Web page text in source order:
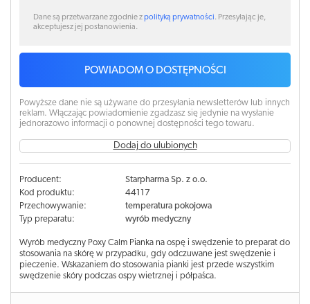
Dane są przetwarzane zgodnie zpolityką prywatności. Przesyłając je,
akceptujesz jej postanowienia.
POWIADOM O DOSTĘPNOŚCI
Powyższe dane nie są używane do przesyłania newsletterów lub innych
reklam. Włączając powiadomienie zgadzasz się jedynie na wysłanie
jednorazowo informacji o ponownej dostępności tego towaru.
Dodaj do ulubionych
Producent:
Starpharma Sp. z o.o.
Kod produktu:
44117
Przechowywanie:
temperatura pokojowa
Typ preparatu:
wyrób medyczny
Wyrób medyczny Poxy Calm Pianka na ospę i swędzenie to preparat do
stosowania na skórę w przypadku, gdy odczuwane jest swędzenie i
pieczenie. Wskazaniem do stosowania pianki jest przede wszystkim
swędzenie skóry podczas ospy wietrznej i półpaśca.